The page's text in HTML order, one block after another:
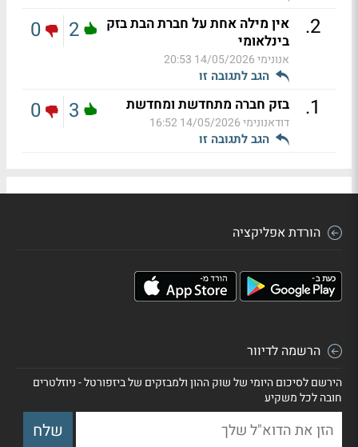
2
.
אין מילה אחת על חברת הבת בזק
בינלאומי
אנונימי14/05/2026 20:53
הגב לתגובה זו
2
0
1
. בזק חברה מתחדשת ומחדשת
דודאנונימי14/05/2026 16:52
הגב לתגובה זו
3
0
הורדת אפליקציה
הרשמה לדיוור
הירשם לסיכום היומי של שוק ההון ולמבזקים של ביזפורטל - ניוזלטרים
חובה לכל משקיע